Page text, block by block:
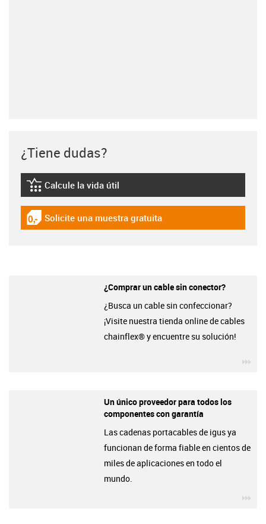
¿Tiene dudas?
igus-icon-lebensdauerrechner
Calcule la vida útil
igus-icon-gratismuster
Solicite una muestra gratuita
¿Comprar un cable sin conector?
¿Busca un cable sin confeccionar?
¡Visite nuestra tienda online de cables
chainflex® y encuentre su solución!
Un único proveedor para todos los
componentes con garantía
Las cadenas portacables de igus ya
funcionan de forma fiable en cientos de
miles de aplicaciones en todo el
mundo.